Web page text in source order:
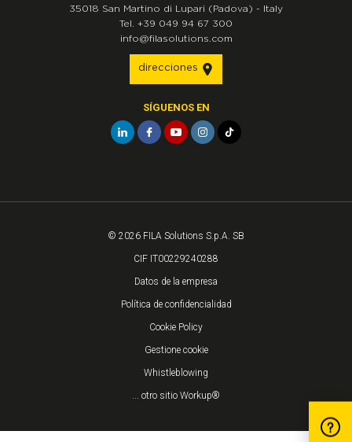
35018 San Martino di Lupari (Padova) - Italy
Tel. +39 049 94 67 300
info@filasolutions.com
direcciones
SÍGUENOS EN
© 2026 FILA Solutions S.p.A. SB
CIF IT00229240288
Datos de la empresa
Política de confidencialidad
Cookie Policy
Gestione cookie
Whistleblowing
... otro sitio Workup®